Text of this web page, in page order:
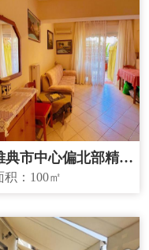
典市中心偏北部精品
资房源
积： 100㎡